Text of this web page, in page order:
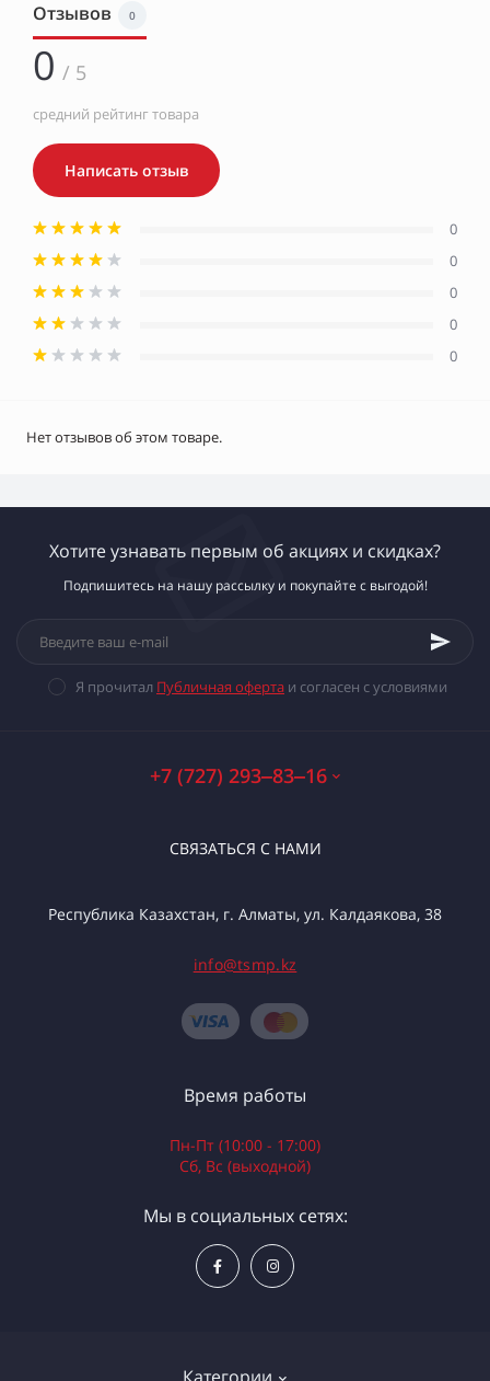
Отзывов 0
0 / 5
средний рейтинг товара
Написать отзыв
0
0
0
0
0
Нет отзывов об этом товаре.
Хотите узнавать первым об акциях и скидках?
Подпишитесь на нашу рассылку и покупайте с выгодой!
Я прочитал Публичная оферта и согласен с условиями
+7 (727) 293‒83‒16
СВЯЗАТЬСЯ С НАМИ
Республика Казахстан, г. Алматы, ул. Калдаякова, 38
info@tsmp.kz
Время работы
Пн-Пт (10:00 - 17:00)
Сб, Вс (выходной)
Мы в социальных сетях: